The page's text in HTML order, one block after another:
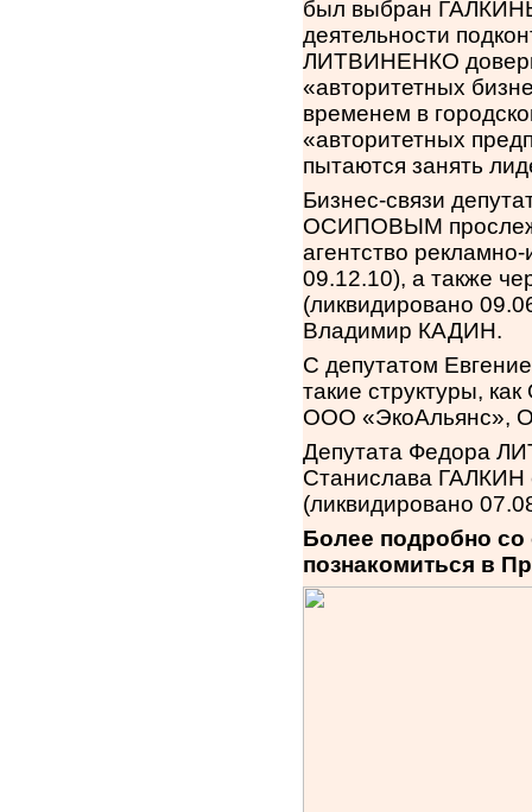
был выбран
деятельности
ЛИТВИНЕНКО
«авторитетных
временем в
«авторитетных
пытаются занять
Бизнес-связи
ОСИПОВЫМ
агентство
09.12.10), а также
(ликвидировано
Владимир КАДИН.
С депутатом
такие структуры,
ООО «ЭкоАльянс»,
Депутата Федора
Станислава
(ликвидировано
Более подробно
познакомиться в